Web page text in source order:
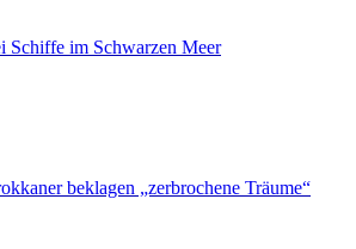
im Schwarzen Meer
beklagen „zerbrochene Träume“